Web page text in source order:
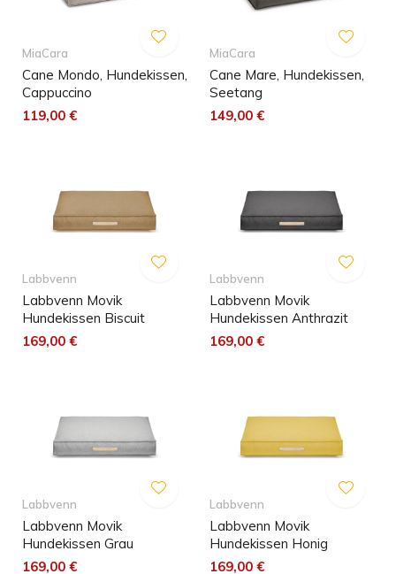
MiaCara
Cane Mondo, Hundekissen,
Cappuccino
119,00 €
MiaCara
Cane Mare, Hundekissen,
Seetang
149,00 €
Labbvenn
Labbvenn Movik
Hundekissen Biscuit
169,00 €
Labbvenn
Labbvenn Movik
Hundekissen Anthrazit
169,00 €
Labbvenn
Labbvenn Movik
Hundekissen Grau
169,00 €
Labbvenn
Labbvenn Movik
Hundekissen Honig
169,00 €